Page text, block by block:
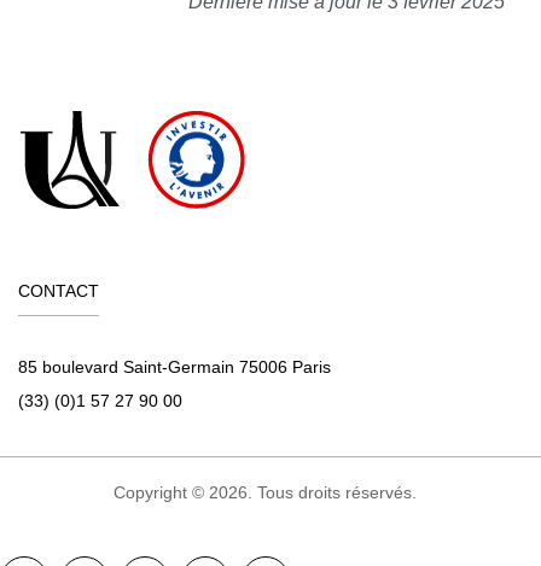
CONTACT
85 boulevard Saint-Germain 75006 Paris
(33) (0)1 57 27 90 00
Copyright © 2026. Tous droits réservés.